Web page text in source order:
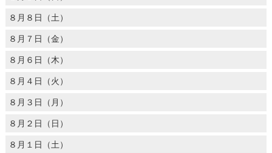
８月８日（土）
８月７日（金）
８月６日（木）
８月４日（火）
８月３日（月）
８月２日（日）
８月１日（土）